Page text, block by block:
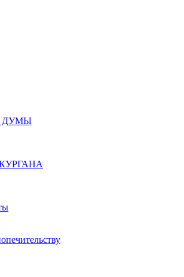
ДУМЫ